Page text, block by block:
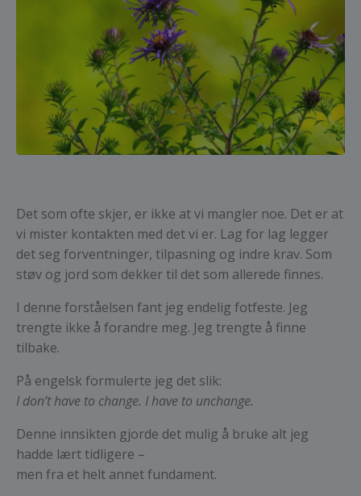
Det som ofte skjer, er ikke at vi mangler noe. Det er at
vi mister kontakten med det vi er. Lag for lag legger
det seg forventninger, tilpasning og indre krav. Som
støv og jord som dekker til det som allerede finnes.
I denne forståelsen fant jeg endelig fotfeste. Jeg
trengte ikke å forandre meg. Jeg trengte å finne
tilbake.
På engelsk formulerte jeg det slik:
I don’t have to change. I have to unchange.
Denne innsikten gjorde det mulig å bruke alt jeg
hadde lært tidligere –
men fra et helt annet fundament.